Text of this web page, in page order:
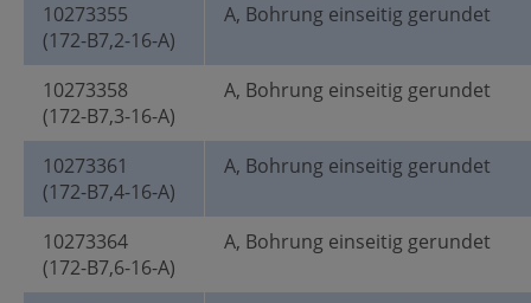
10273355
(172-B7,2-16-A)
A, Bohrung einseitig gerundet
10273358
(172-B7,3-16-A)
A, Bohrung einseitig gerundet
10273361
(172-B7,4-16-A)
A, Bohrung einseitig gerundet
10273364
(172-B7,6-16-A)
A, Bohrung einseitig gerundet